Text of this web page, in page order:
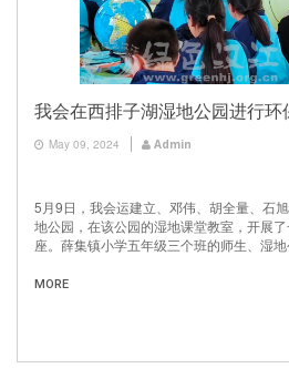
我会在西排子湖湿地公园进行环
May 09, 2024 Admin
5月9日，我会运建立、邓伟、胡全量、石
地公园，在该公园的湿地课堂教室，开展
座。薛集镇小学五年级三个班的师生、湿
MORE